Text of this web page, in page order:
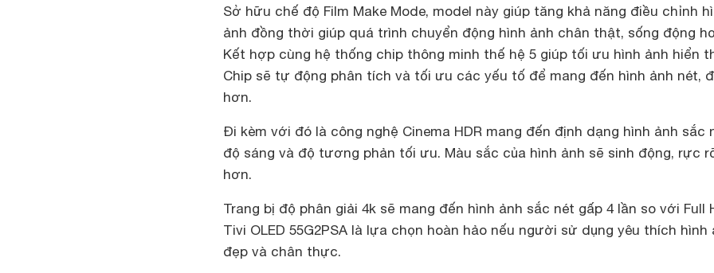
Sở hữu chế độ Film Make Mode, model này giúp tăng khả năng điều chỉnh
ảnh đồng thời giúp quá trình chuyển động hình ảnh chân thật, sống động
Kết hợp cùng hệ thống chip thông minh thế hệ 5 giúp tối ưu hình ảnh hiển
Chip sẽ tự động phân tích và tối ưu các yếu tố để mang đến hình ảnh nét,
hơn.
Đi kèm với đó là công nghệ Cinema HDR mang đến định dạng hình ảnh sắc
độ sáng và độ tương phản tối ưu. Màu sắc của hình ảnh sẽ sinh động, rực
hơn.
Trang bị độ phân giải 4k sẽ mang đến hình ảnh sắc nét gấp 4 lần so với Full
Tivi OLED 55G2PSA là lựa chọn hoàn hảo nếu người sử dụng yêu thích hình
đẹp và chân thực.